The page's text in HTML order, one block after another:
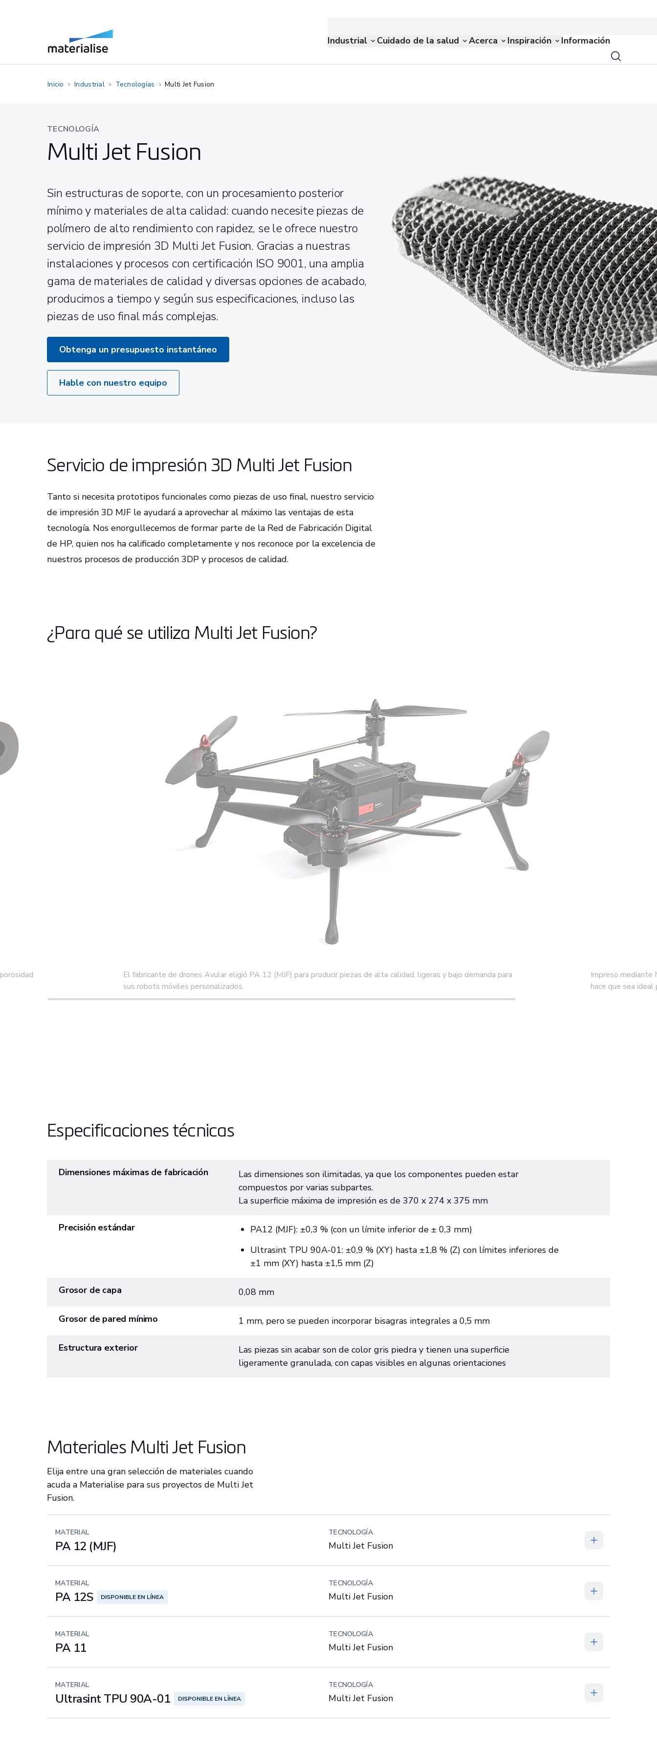
Industrial Cuidado de la salud Acerca Inspiración Información
Inicio Industrial Tecnologías Multi Jet Fusion
TECNOLOGÍA
Multi Jet Fusion
Sin estructuras de soporte, con un procesamiento posterior
mínimo y materiales de alta calidad: cuando necesite piezas de
polímero de alto rendimiento con rapidez, se le ofrece nuestro
servicio de impresión 3D Multi Jet Fusion. Gracias a nuestras
instalaciones y procesos con certificación ISO 9001, una amplia
gama de materiales de calidad y diversas opciones de acabado,
producimos a tiempo y según sus especificaciones, incluso las
piezas de uso final más complejas.
Obtenga un presupuesto instantáneo
Hable con nuestro equipo
Servicio de impresión 3D Multi Jet Fusion
Tanto si necesita prototipos funcionales como piezas de uso final, nuestro servicio
de impresión 3D MJF le ayudará a aprovechar al máximo las ventajas de esta
tecnología. Nos enorgullecemos de formar parte de la Red de Fabricación Digital
de HP, quien nos ha calificado completamente y nos reconoce por la excelencia de
nuestros procesos de producción 3DP y procesos de calidad.
¿Para qué se utiliza Multi Jet Fusion?
El fabricante de drones Avular eligió PA 12 (MJF) para producir piezas de alta calidad, ligeras y bajo demanda para
sus robots móviles personalizados.
Impreso
hace que sea
Especificaciones técnicas
Dimensiones máximas de fabricación
Las dimensiones son ilimitadas, ya que los componentes pueden estar
compuestos por varias subpartes.
La superficie máxima de impresión es de 370 x 274 x 375 mm
Precisión estándar
PA12 (MJF): ±0,3 % (con un límite inferior de ± 0,3 mm)
Ultrasint TPU 90A-01: ±0,9 % (XY) hasta ±1,8 % (Z) con límites inferiores de
±1 mm (XY) hasta ±1,5 mm (Z)
Grosor de capa 0,08 mm
Grosor de pared mínimo 1 mm, pero se pueden incorporar bisagras integrales a 0,5 mm
Estructura exterior
Las piezas sin acabar son de color gris piedra y tienen una superficie
ligeramente granulada, con capas visibles en algunas orientaciones
Materiales Multi Jet Fusion
Elija entre una gran selección de materiales cuando
acuda a Materialise para sus proyectos de Multi Jet
Fusion.
MATERIAL
PA 12 (MJF)
TECNOLOGÍA
Multi Jet Fusion
MATERIAL
PA 12S DISPONIBLE EN LÍNEA
TECNOLOGÍA
Multi Jet Fusion
MATERIAL
PA 11
TECNOLOGÍA
Multi Jet Fusion
MATERIAL
Ultrasint TPU 90A-01 DISPONIBLE EN LÍNEA
TECNOLOGÍA
Multi Jet Fusion